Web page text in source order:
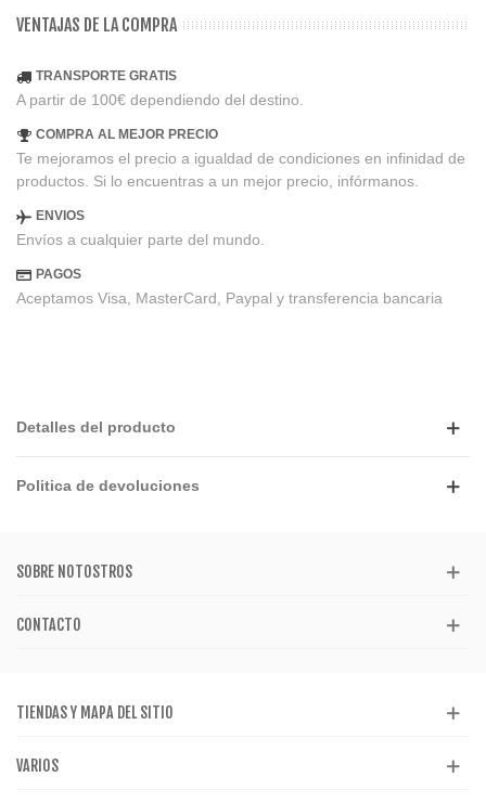
VENTAJAS DE LA COMPRA
TRANSPORTE GRATIS
A partir de 100€ dependiendo del destino.
COMPRA AL MEJOR PRECIO
Te mejoramos el precio a igualdad de condiciones en infinidad de
productos. Si lo encuentras a un mejor precio, infórmanos.
ENVIOS
Envíos a cualquier parte del mundo.
PAGOS
Aceptamos Visa, MasterCard, Paypal y transferencia bancaria
Detalles del producto
Politica de devoluciones
SOBRE NOTOSTROS
CONTACTO
TIENDAS Y MAPA DEL SITIO
VARIOS